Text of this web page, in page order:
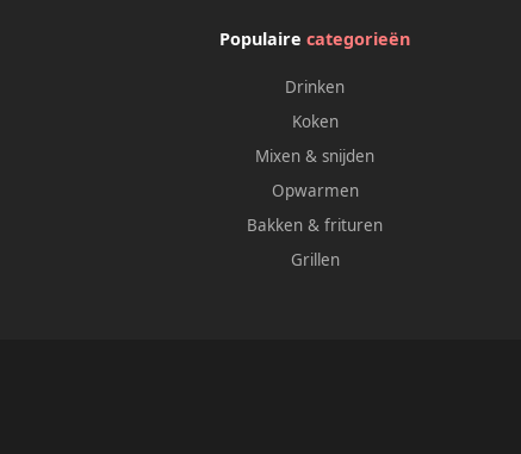
Populairecategorieën
Drinken
Koken
Mixen & snijden
Opwarmen
Bakken & frituren
Grillen